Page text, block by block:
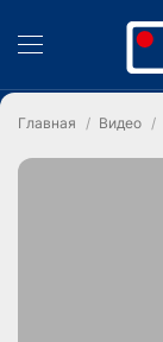
Главная Видео